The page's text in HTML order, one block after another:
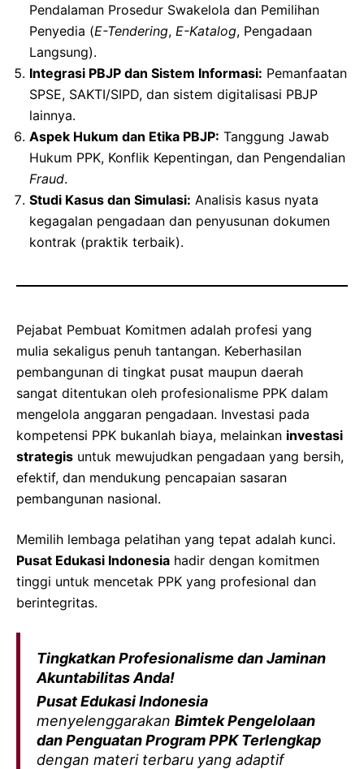
Pendalaman Prosedur Swakelola dan Pemilihan
Penyedia (E-Tendering, E-Katalog, Pengadaan
Langsung).
Integrasi PBJP dan Sistem Informasi: Pemanfaatan
SPSE, SAKTI/SIPD, dan sistem digitalisasi PBJP
lainnya.
Aspek Hukum dan Etika PBJP: Tanggung Jawab
Hukum PPK, Konflik Kepentingan, dan Pengendalian
Fraud.
Studi Kasus dan Simulasi: Analisis kasus nyata
kegagalan pengadaan dan penyusunan dokumen
kontrak (praktik terbaik).
Pejabat Pembuat Komitmen adalah profesi yang
mulia sekaligus penuh tantangan. Keberhasilan
pembangunan di tingkat pusat maupun daerah
sangat ditentukan oleh profesionalisme PPK dalam
mengelola anggaran pengadaan. Investasi pada
kompetensi PPK bukanlah biaya, melainkan investasi
strategis untuk mewujudkan pengadaan yang bersih,
efektif, dan mendukung pencapaian sasaran
pembangunan nasional.
Memilih lembaga pelatihan yang tepat adalah kunci.
Pusat Edukasi Indonesia hadir dengan komitmen
tinggi untuk mencetak PPK yang profesional dan
berintegritas.
Tingkatkan Profesionalisme dan Jaminan
Akuntabilitas Anda!
Pusat Edukasi Indonesia
menyelenggarakan Bimtek Pengelolaan
dan Penguatan Program PPK Terlengkap
dengan materi terbaru yang adaptif